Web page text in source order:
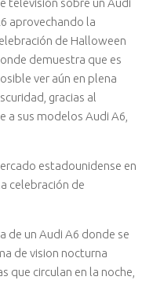
televisión sobre un Audi
aprovechando la
de Halloween
demuestra que es
ver aún en plena
gracias al
a sus modelos Audi A6,
estadounidense en
celebración de
de un Audi A6 donde se
de vision nocturna
que circulan en la noche,